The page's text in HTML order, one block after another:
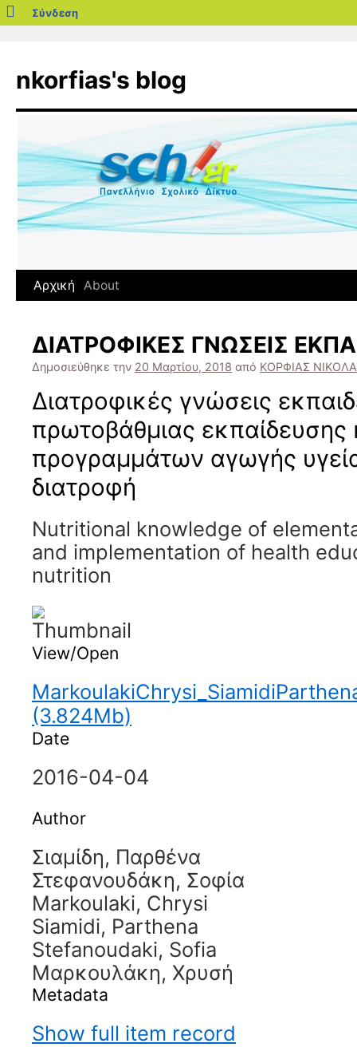
blogs.sch.gr
Σύνδεση
περιεχόμενο
nkorfias's blog
Αρχική About
ΔΙΑΤΡΟΦΙΚΕΣ ΓΝΩΣΕΙΣ
Δημοσιεύθηκε την 20 Μαρτίου, 2018 από ΚΟΡΦΙΑΣ
Διατροφικές γνώσεις
πρωτοβάθμιας εκπαίδευσης
προγραμμάτων αγωγής
διατροφή
Nutritional knowledge of
and implementation of health
nutrition
View/Open
(3.824Mb)
Date
2016-04-04
Author
Σιαμίδη, Παρθένα
Στεφανουδάκη, Σοφία
Markoulaki, Chrysi
Siamidi, Parthena
Stefanoudaki, Sofia
Μαρκουλάκη, Χρυσή
Metadata
Show full item record